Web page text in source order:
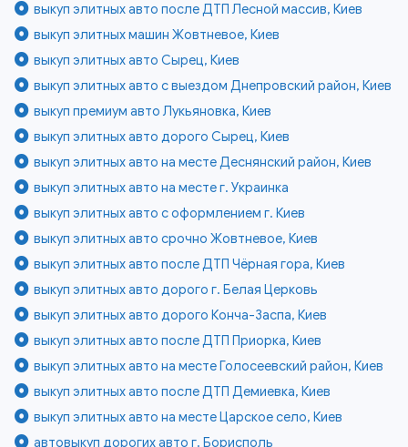
выкуп элитных авто после ДТП Лесной массив, Киев
выкуп элитных машин Жовтневое, Киев
выкуп элитных авто Сырец, Киев
выкуп элитных авто с выездом Днепровский район, Киев
выкуп премиум авто Лукьяновка, Киев
выкуп элитных авто дорого Сырец, Киев
выкуп элитных авто на месте Деснянский район, Киев
выкуп элитных авто на месте г. Украинка
выкуп элитных авто с оформлением г. Киев
выкуп элитных авто срочно Жовтневое, Киев
выкуп элитных авто после ДТП Чёрная гора, Киев
выкуп элитных авто дорого г. Белая Церковь
выкуп элитных авто дорого Конча-Заспа, Киев
выкуп элитных авто после ДТП Приорка, Киев
выкуп элитных авто на месте Голосеевский район, Киев
выкуп элитных авто после ДТП Демиевка, Киев
выкуп элитных авто на месте Царское село, Киев
автовыкуп дорогих авто г. Борисполь